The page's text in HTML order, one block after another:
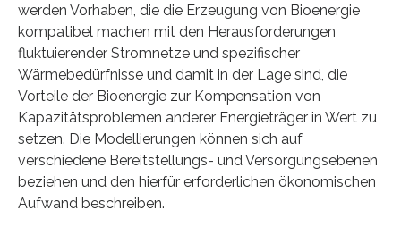
werden Vorhaben, die die Erzeugung von Bioenergie
kompatibel machen mit den Herausforderungen
fluktuierender Stromnetze und spezifischer
Wärmebedürfnisse und damit in der Lage sind, die
Vorteile der Bioenergie zur Kompensation von
Kapazitätsproblemen anderer Energieträger in Wert zu
setzen. Die Modellierungen können sich auf
verschiedene Bereitstellungs- und Versorgungsebenen
beziehen und den hierfür erforderlichen ökonomischen
Aufwand beschreiben.